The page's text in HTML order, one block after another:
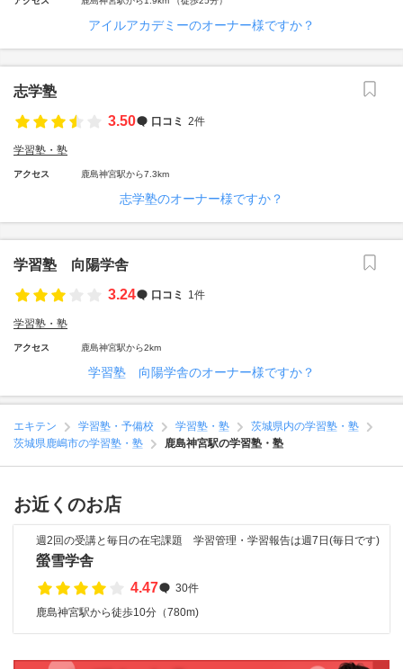
アイルアカデミーのオーナー様ですか？
志学塾
3.50
口コミ 2件
学習塾・塾
アクセス 鹿島神宮駅から7.3km
志学塾のオーナー様ですか？
学習塾 向陽学舎
3.24
口コミ 1件
学習塾・塾
アクセス 鹿島神宮駅から2km
学習塾 向陽学舎のオーナー様ですか？
エキテン 学習塾・予備校 学習塾・塾
茨城県内の学習塾・塾
茨城県鹿嶋市の学習塾・塾
鹿島神宮駅の学習塾・塾
お近くのお店
週2回の受講と毎日の在宅課題 学習管理・学習報告は週7日(毎日です)
螢雪学舎
4.47
30件
鹿島神宮駅から徒歩10分（780m)